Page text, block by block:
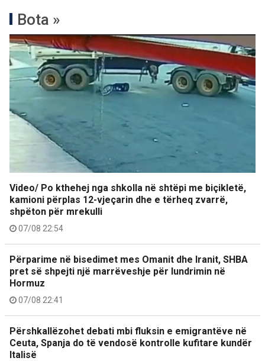
Bota »
Video/ Po kthehej nga shkolla në shtëpi me biçikletë,
kamioni përplas 12-vjeçarin dhe e tërheq zvarrë,
shpëton për mrekulli
07/08 22:54
Përparime në bisedimet mes Omanit dhe Iranit, SHBA
pret së shpejti një marrëveshje për lundrimin në
Hormuz
07/08 22:41
Përshkallëzohet debati mbi fluksin e emigrantëve në
Ceuta, Spanja do të vendosë kontrolle kufitare kundër
Italisë